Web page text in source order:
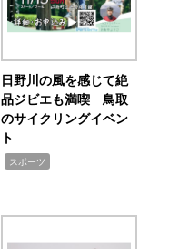
日野川の風を感じて絶
品ジビエも満喫 鳥取
のサイクリングイベン
ト
スポーツ